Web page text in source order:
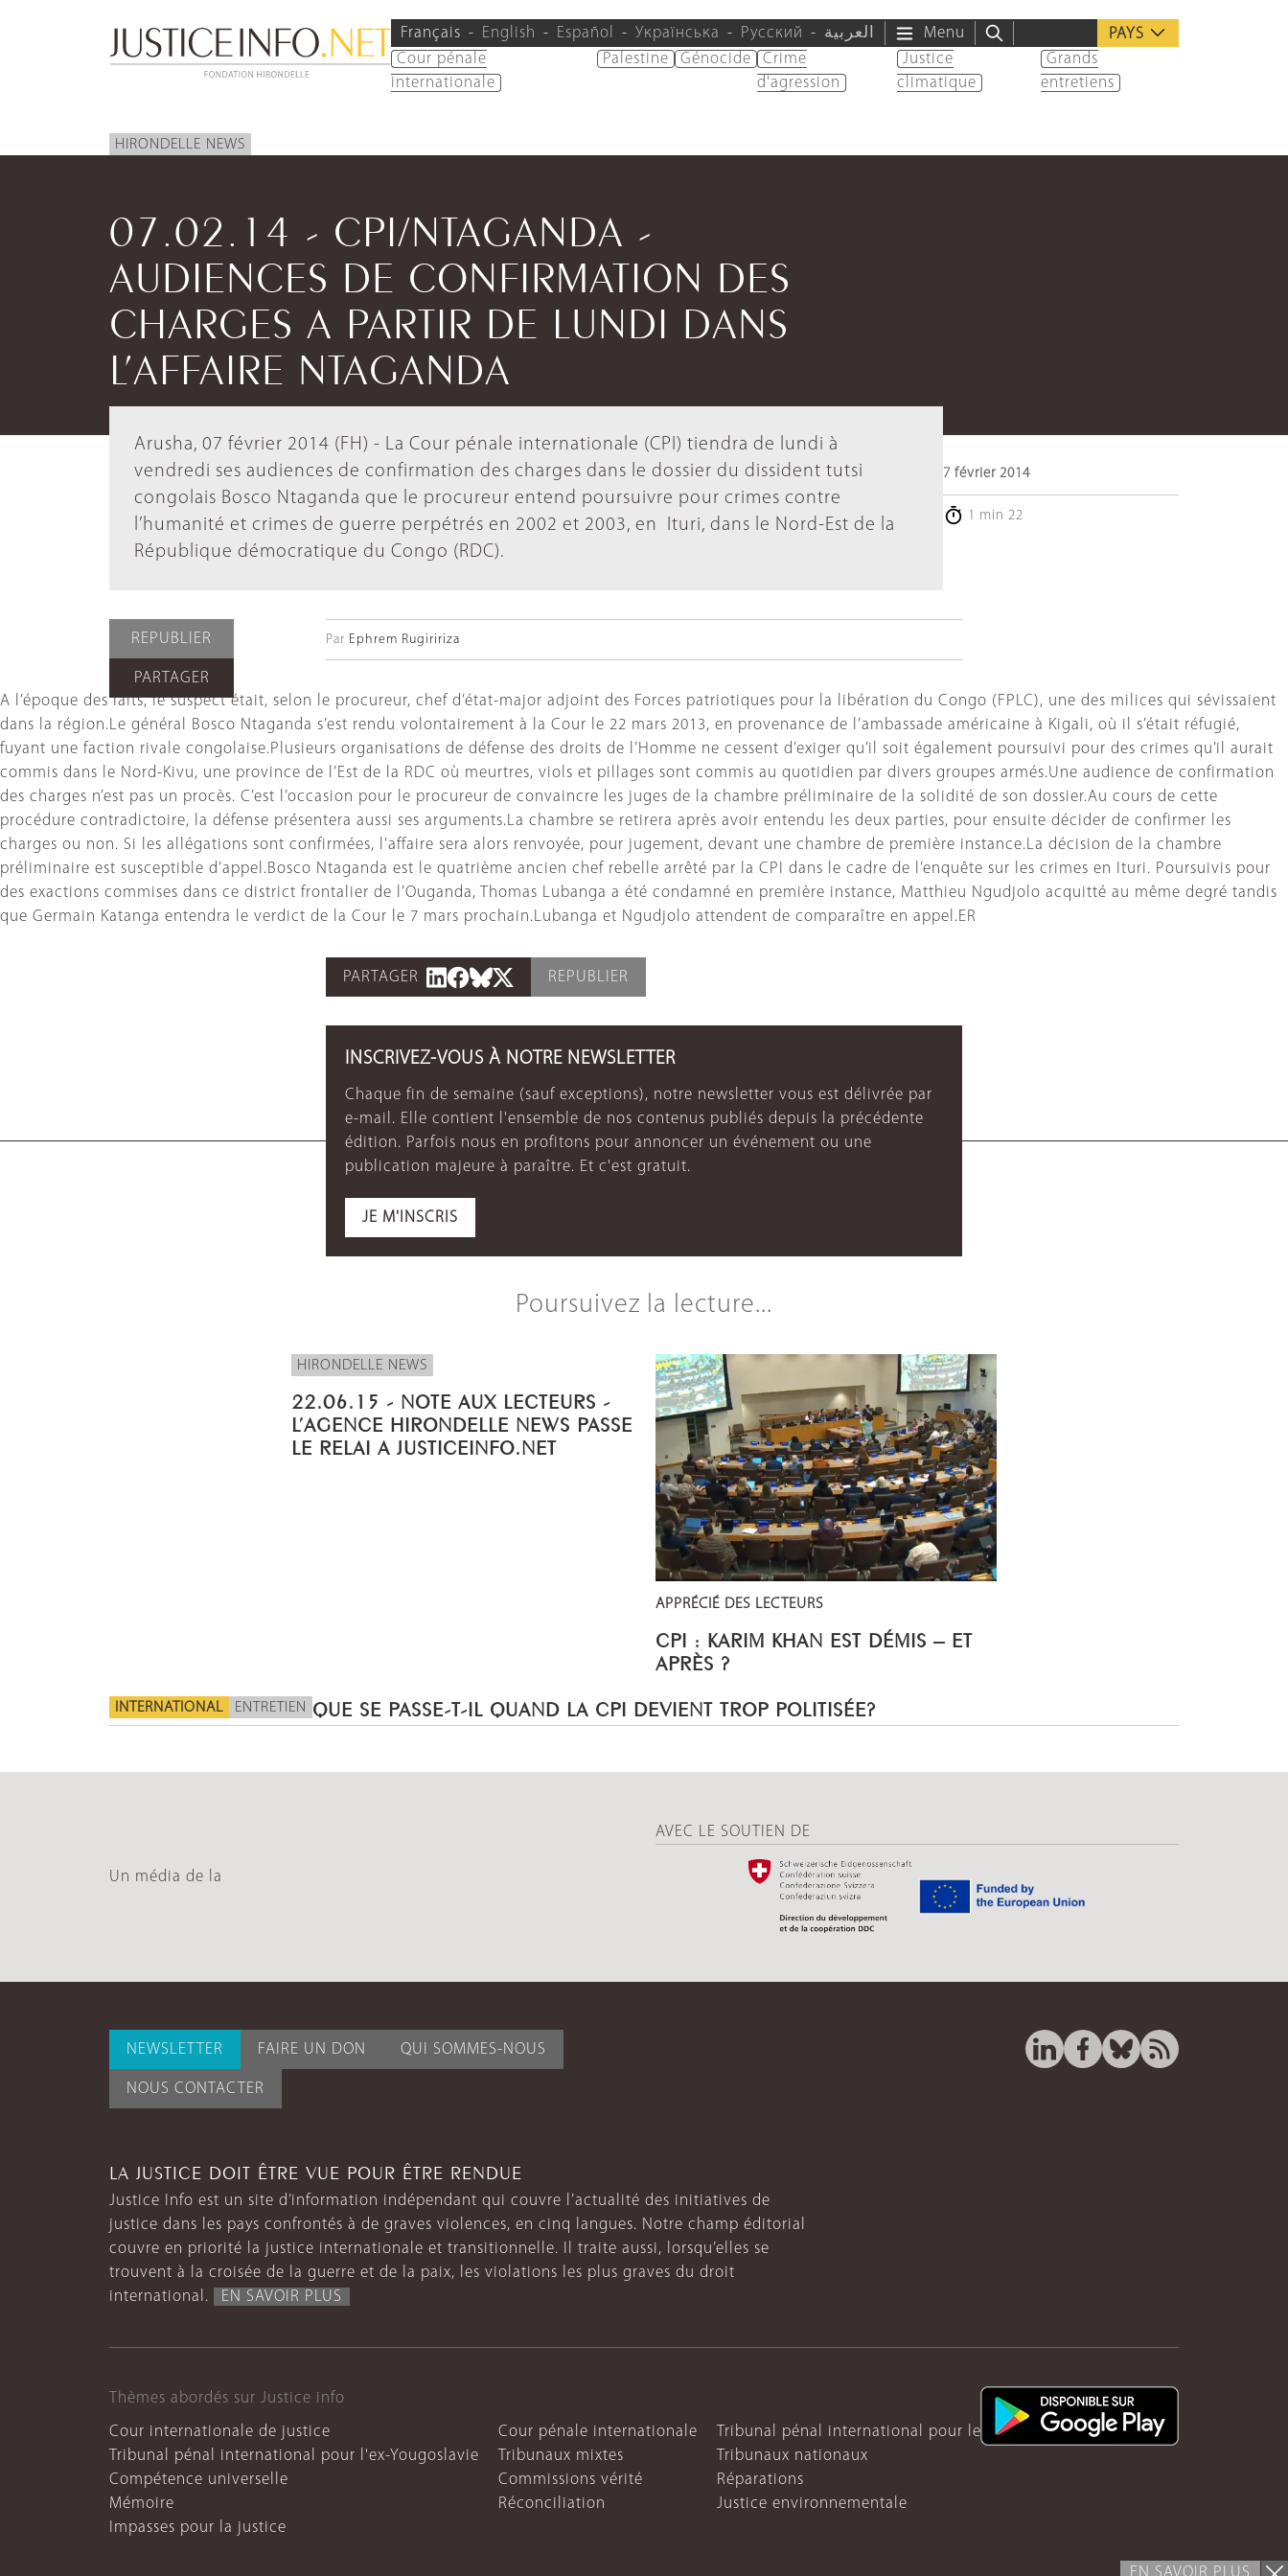
Français English Español Українська Русский العربية Menu
PAYS
Cour pénale
internationale
Palestine Génocide
Crime
d'agression
Justice
climatique
Grands
entretiens
HIRONDELLE NEWS
07.02.14 - CPI/NTAGANDA -
AUDIENCES DE CONFIRMATION DES
CHARGES A PARTIR DE LUNDI DANS
L’AFFAIRE NTAGANDA
Arusha, 07 février 2014 (FH) - La Cour pénale internationale (CPI) tiendra de lundi à
vendredi ses audiences de confirmation des charges dans le dossier du dissident tutsi
congolais Bosco Ntaganda que le procureur entend poursuivre pour crimes contre
l’humanité et crimes de guerre perpétrés en 2002 et 2003, en Ituri, dans le Nord-Est de la
République démocratique du Congo (RDC).
7 février 2014
1 min 22
REPUBLIER
PARTAGER
Par Ephrem Rugiririza
A l’époque des faits, le suspect était, selon le procureur, chef d’état-major adjoint des Forces patriotiques pour la libération du Congo (FPLC), une des milices qui sévissaient
dans la région.Le général Bosco Ntaganda s’est rendu volontairement à la Cour le 22 mars 2013, en provenance de l’ambassade américaine à Kigali, où il s’était réfugié,
fuyant une faction rivale congolaise.Plusieurs organisations de défense des droits de l’Homme ne cessent d’exiger qu’il soit également poursuivi pour des crimes qu’il aurait
commis dans le Nord-Kivu, une province de l’Est de la RDC où meurtres, viols et pillages sont commis au quotidien par divers groupes armés.Une audience de confirmation
des charges n’est pas un procès. C’est l’occasion pour le procureur de convaincre les juges de la chambre préliminaire de la solidité de son dossier.Au cours de cette
procédure contradictoire, la défense présentera aussi ses arguments.La chambre se retirera après avoir entendu les deux parties, pour ensuite décider de confirmer les
charges ou non. Si les allégations sont confirmées, l’affaire sera alors renvoyée, pour jugement, devant une chambre de première instance.La décision de la chambre
préliminaire est susceptible d’appel.Bosco Ntaganda est le quatrième ancien chef rebelle arrêté par la CPI dans le cadre de l’enquête sur les crimes en Ituri. Poursuivis pour
des exactions commises dans ce district frontalier de l’Ouganda, Thomas Lubanga a été condamné en première instance, Matthieu Ngudjolo acquitté au même degré tandis
que Germain Katanga entendra le verdict de la Cour le 7 mars prochain.Lubanga et Ngudjolo attendent de comparaître en appel.ER
PARTAGER REPUBLIER
INSCRIVEZ-VOUS À NOTRE NEWSLETTER
Chaque fin de semaine (sauf exceptions), notre newsletter vous est délivrée par
e-mail. Elle contient l'ensemble de nos contenus publiés depuis la précédente
édition. Parfois nous en profitons pour annoncer un événement ou une
publication majeure à paraître. Et c'est gratuit.
JE M'INSCRIS
Poursuivez la lecture...
HIRONDELLE NEWS
22.06.15 - NOTE AUX LECTEURS -
L’AGENCE HIRONDELLE NEWS PASSE
LE RELAI A JUSTICEINFO.NET
APPRÉCIÉ DES LECTEURS
CPI : KARIM KHAN EST DÉMIS – ET
APRÈS ?
INTERNATIONAL ENTRETIEN QUE SE PASSE-T-IL QUAND LA CPI DEVIENT TROP POLITISÉE?
Un média de la
AVEC LE SOUTIEN DE
NEWSLETTER FAIRE UN DON QUI SOMMES-NOUS
NOUS CONTACTER
LA JUSTICE DOIT ÊTRE VUE POUR ÊTRE RENDUE
Justice Info est un site d’information indépendant qui couvre l’actualité des initiatives de
justice dans les pays confrontés à de graves violences, en cinq langues. Notre champ éditorial
couvre en priorité la justice internationale et transitionnelle. Il traite aussi, lorsqu’elles se
trouvent à la croisée de la guerre et de la paix, les violations les plus graves du droit
international.
EN SAVOIR PLUS
Thèmes abordés sur Justice info
Cour internationale de justice Cour pénale internationale
Tribunal pénal international pour le Rwanda
Tribunal pénal international pour l'ex-Yougoslavie
Tribunaux mixtes
Tribunaux nationaux
Compétence universelle
Commissions vérité
Réparations
Mémoire
Réconciliation
Justice environnementale
Impasses pour la justice
EN SAVOIR PLUS